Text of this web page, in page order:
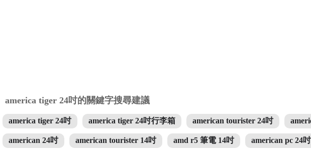
america tiger 24吋的關鍵字搜尋建議
america tiger 24吋 america tiger 24吋行李箱 american tourister 24吋
american 24吋 american tourister 14吋 amd r5 筆電 14吋 american pc 24吋